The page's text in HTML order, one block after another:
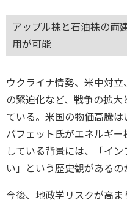
アップル株と石油株の両
用が可能
ウクライナ情勢、米中対
の緊迫化など、戦争の拡
ている。米国の物価高騰は
バフェット氏がエネルギ
している背景には、「イ
い」という歴史観があるの
今後、地政学リスクが高ま